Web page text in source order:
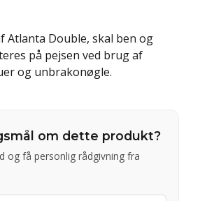
Atlanta Double, skal ben og
på pejsen ved brug af
og unbrakonøgle.
om dette produkt?
og få personlig rådgivning fra